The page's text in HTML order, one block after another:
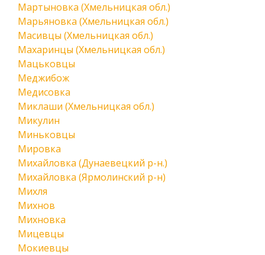
Мартыновка (Хмельницкая обл.)
Марьяновка (Хмельницкая обл.)
Масивцы (Хмельницкая обл.)
Махаринцы (Хмельницкая обл.)
Мацьковцы
Меджибож
Медисовка
Миклаши (Хмельницкая обл.)
Микулин
Миньковцы
Мировка
Михайловка (Дунаевецкий р-н.)
Михайловка (Ярмолинский р-н)
Михля
Михнов
Михновка
Мицевцы
Мокиевцы